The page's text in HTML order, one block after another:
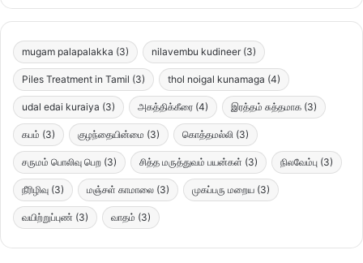
mugam palapalakka (3) nilavembu kudineer (3)
Piles Treatment in Tamil (3) thol noigal kunamaga (4)
udal edai kuraiya (3) அகத்திக்கீரை (4) இரத்தம் சுத்தமாக (3)
கபம் (3) குழந்தையின்மை (3) கொத்தமல்லி (3)
சருமம் பொலிவு பெற (3) சித்த மருத்துவம் பயன்கள் (3) நிலவேம்பு (3)
நீரிழிவு (3) மஞ்சள் காமாலை (3) முகப்பரு மறைய (3)
வயிற்றுப்புண் (3) வாதம் (3)